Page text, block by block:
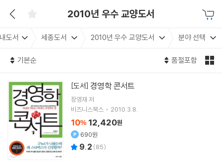
2010년 우수 교양도서
도서 세종도서 2010년 우수 교양도서 분야 선택
기본순 품절포함
[도서] 경영학 콘서트
장영재 저
비즈니스북스
2010.3.8.
10% 12,420원
690원
9.2 (85)